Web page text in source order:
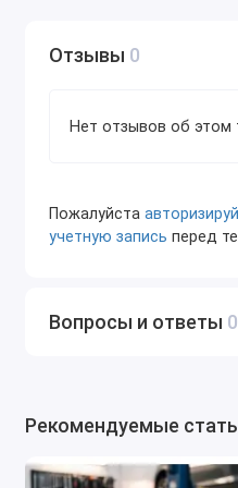
загрязнений.
Поддержка DoIP и
Расширенная
коммерческими авто.
SEAT, Porsche, BMW,
Отзывы 0
Нет отзывов об этом
Пожалуйста
учетную запись перед
Вопросы и ответы 0
Рекомендуемые